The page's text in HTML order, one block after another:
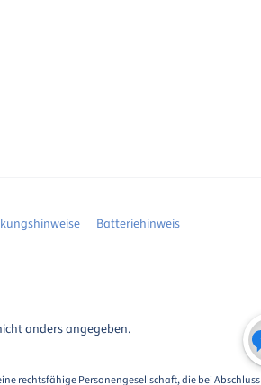
Batteriehinweis
anders angegeben.
rechtsfähige Personengesellschaft, die bei Abschluss